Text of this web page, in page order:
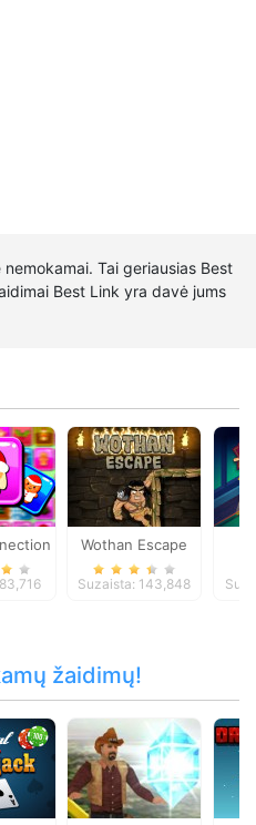
Tai geriausias Best
Best Link yra davė jums
QuestWothan Escape
Suzaista: 143,848
žaidimų!